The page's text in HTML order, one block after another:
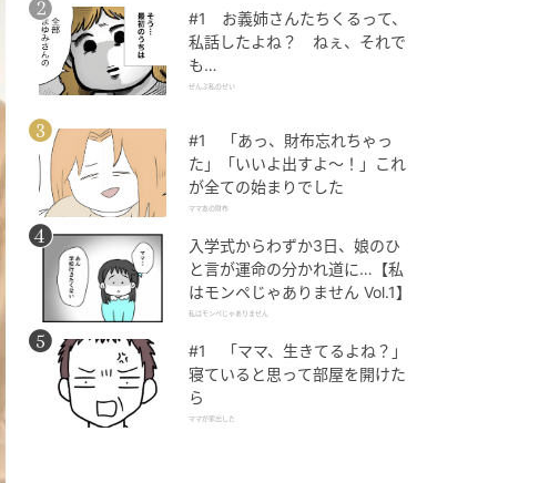
#1 お義姉さんたちくるって、
私話したよね？ ねぇ、それで
も…
ぜんぶ私のせい
#1 「あっ、財布忘れちゃっ
た」「いいよ出すよ〜！」これ
が全ての始まりでした
ママ友の財布
入学式からわずか3日、娘のひ
と言が運命の分かれ道に…【私
はモンペじゃありません Vol.1】
私はモンペじゃありません
#1 「ママ、生きてるよね？」
寝ていると思って部屋を開けた
ら
ママが家出した